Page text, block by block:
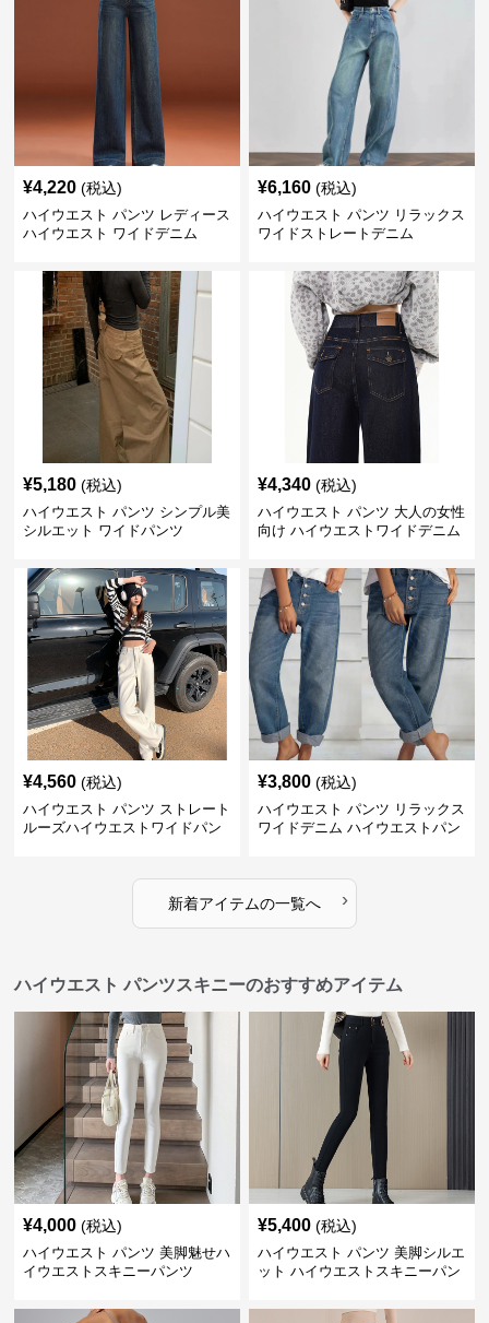
¥4,220 (税込)
ハイウエスト パンツ レディース
ハイウエスト ワイドデニム
¥6,160 (税込)
ハイウエスト パンツ リラックス
ワイドストレートデニム
¥5,180 (税込)
ハイウエスト パンツ シンプル美
シルエット ワイドパンツ
¥4,340 (税込)
ハイウエスト パンツ 大人の女性
向け ハイウエストワイドデニム
¥4,560 (税込)
ハイウエスト パンツ ストレート
ルーズハイウエストワイドパン
¥3,800 (税込)
ハイウエスト パンツ リラックス
ワイドデニム ハイウエストパン
新着アイテムの一覧へ ›
ハイウエスト パンツスキニーのおすすめアイテム
¥4,000 (税込)
ハイウエスト パンツ 美脚魅せハ
イウエストスキニーパンツ
¥5,400 (税込)
ハイウエスト パンツ 美脚シルエ
ット ハイウエストスキニーパン